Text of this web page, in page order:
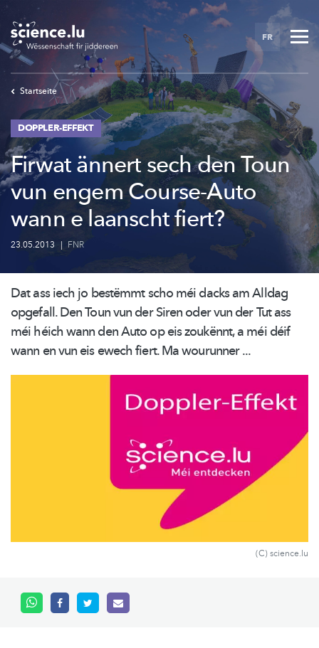
Skip
main
content
FR
Startseite
DOPPLER-EFFEKT
Firwat ännert sech den Toun
vun engem Course-Auto
wann e laanscht fiert?
23.05.2013 | FNR
Dat ass iech jo bestëmmt scho méi dacks am Alldag
opgefall. Den Toun vun der Siren oder vun der Tut ass
méi héich wann den Auto op eis zoukënnt, a méi déif
wann en vun eis ewech fiert. Ma wourunner ...
(C) science.lu